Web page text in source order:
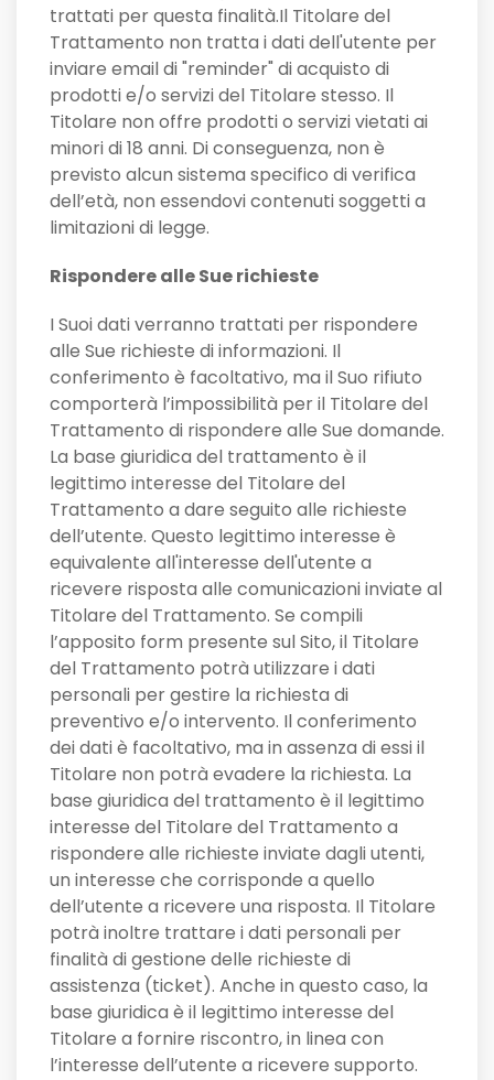
trattati per questa finalità.Il Titolare del
Trattamento non tratta i dati dell'utente per
inviare email di "reminder" di acquisto di
prodotti e/o servizi del Titolare stesso. Il
Titolare non offre prodotti o servizi vietati ai
minori di 18 anni. Di conseguenza, non è
previsto alcun sistema specifico di verifica
dell’età, non essendovi contenuti soggetti a
limitazioni di legge.
Rispondere alle Sue richieste
I Suoi dati verranno trattati per rispondere
alle Sue richieste di informazioni. Il
conferimento è facoltativo, ma il Suo rifiuto
comporterà l’impossibilità per il Titolare del
Trattamento di rispondere alle Sue domande.
La base giuridica del trattamento è il
legittimo interesse del Titolare del
Trattamento a dare seguito alle richieste
dell’utente. Questo legittimo interesse è
equivalente all'interesse dell'utente a
ricevere risposta alle comunicazioni inviate al
Titolare del Trattamento. Se compili
l’apposito form presente sul Sito, il Titolare
del Trattamento potrà utilizzare i dati
personali per gestire la richiesta di
preventivo e/o intervento. Il conferimento
dei dati è facoltativo, ma in assenza di essi il
Titolare non potrà evadere la richiesta. La
base giuridica del trattamento è il legittimo
interesse del Titolare del Trattamento a
rispondere alle richieste inviate dagli utenti,
un interesse che corrisponde a quello
dell’utente a ricevere una risposta. Il Titolare
potrà inoltre trattare i dati personali per
finalità di gestione delle richieste di
assistenza (ticket). Anche in questo caso, la
base giuridica è il legittimo interesse del
Titolare a fornire riscontro, in linea con
l’interesse dell’utente a ricevere supporto.